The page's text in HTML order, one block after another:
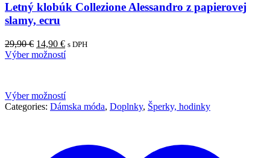
Letný klobúk Collezione Alessandro z papierovej
slamy, ecru
29,90€ Pôvodná
cena
14,90 €Aktuálna
cena
s DPH
Výber možností
Výber možností
Categories: Dámska móda, Doplnky, Šperky, hodinky